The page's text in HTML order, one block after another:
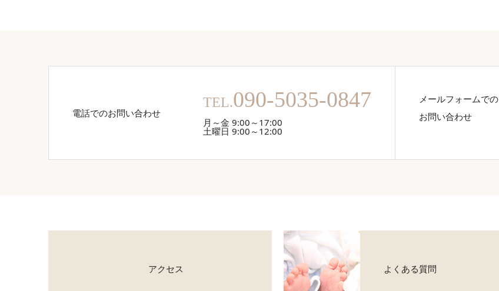
電話でのお問い合わせ
TEL.090-5035-0847
月～金 9:00～17:00
土曜日 9:00～12:00
メールフォームでの
お問い合わせ
アクセス よくある質問